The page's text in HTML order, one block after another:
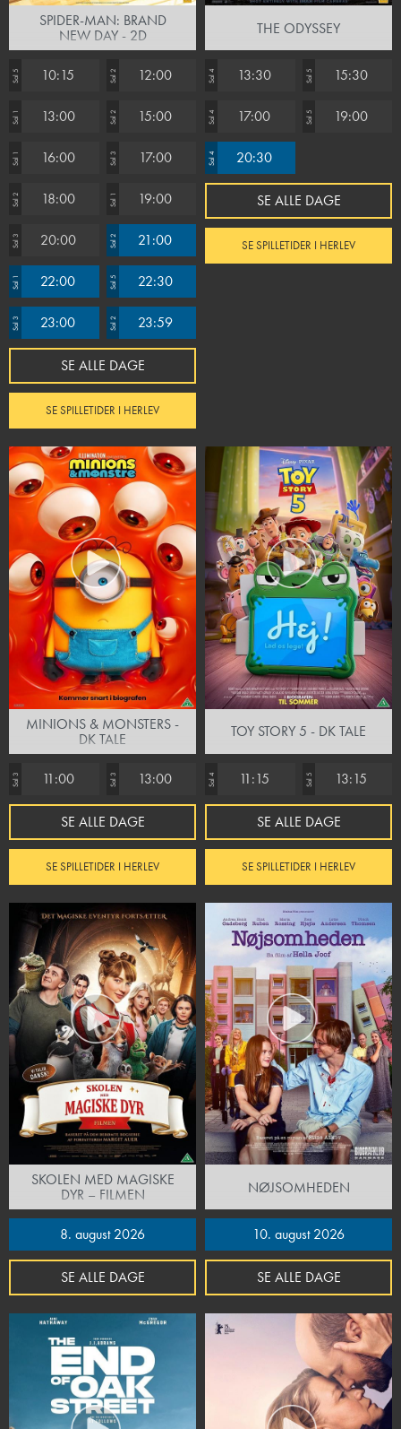
SPIDER-MAN: BRAND
NEW DAY - 2D
Sal 5 10:15 Sal 2 12:00
Sal 1 13:00 Sal 2 15:00
Sal 1 16:00 Sal 3 17:00
Sal 2 18:00 Sal 1 19:00
Sal 3 20:00 Sal 2 21:00
Sal 1 22:00 Sal 5 22:30
Sal 3 23:00 Sal 2 23:59
SE ALLE DAGE
SE SPILLETIDER I HERLEV
THE ODYSSEY
Sal 4 13:30 Sal 5 15:30
Sal 4 17:00 Sal 5 19:00
Sal 4 20:30
SE ALLE DAGE
SE SPILLETIDER I HERLEV
MINIONS & MONSTERS -
DK TALE
Sal 3 11:00 Sal 3 13:00
SE ALLE DAGE
SE SPILLETIDER I HERLEV
TOY STORY 5 - DK TALE
Sal 4 11:15 Sal 5 13:15
SE ALLE DAGE
SE SPILLETIDER I HERLEV
SKOLEN MED MAGISKE
DYR – FILMEN
8. august 2026
SE ALLE DAGE
NØJSOMHEDEN
10. august 2026
SE ALLE DAGE